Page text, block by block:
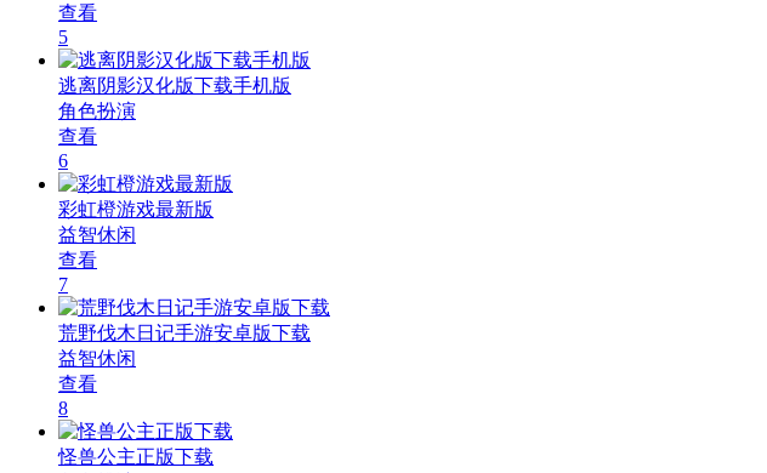
查看
5
逃离阴影汉化版下载手机版
角色扮演
查看
6
彩虹橙游戏最新版
益智休闲
查看
7
荒野伐木日记手游安卓版下载
益智休闲
查看
8
怪兽公主正版下载